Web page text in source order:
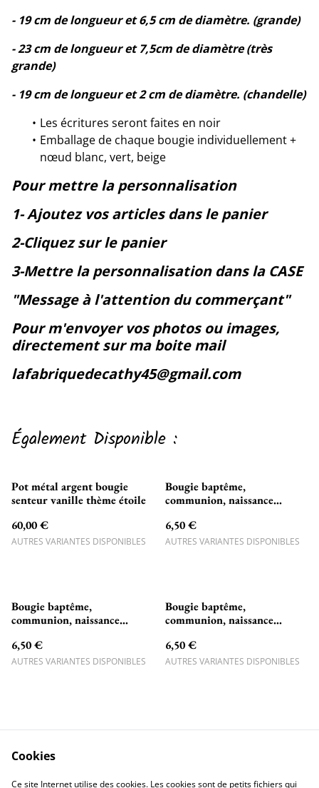
- 19 cm de longueur et 6,5 cm de diamètre. (grande)
- 23 cm de longueur et 7,5cm de diamètre (très
grande)
- 19 cm de longueur et 2 cm de diamètre. (chandelle)
Les écritures seront faites en noir
Emballage de chaque bougie individuellement +
nœud blanc, vert, beige
Pour mettre la personnalisation
1- Ajoutez vos articles dans le panier
2-Cliquez sur le panier
3-Mettre la personnalisation dans la CASE
"Message à l'attention du commerçant"
Pour m'envoyer vos photos ou images,
directement sur ma boite mail
lafabriquedecathy45@gmail.com
Également Disponible :
Pot métal argent bougie
senteur vanille thème étoile
60,00 €
AUTRES VARIANTES DISPONIBLES
Bougie baptême,
communion, naissance
girafe, éléphant.
6,50 €
AUTRES VARIANTES DISPONIBLES
Bougie baptême,
communion, naissance
6,50 €
AUTRES VARIANTES DISPONIBLES
Bougie baptême,
communion, naissance
6,50 €
AUTRES VARIANTES DISPONIBLES
=> Ma Boutique Etsy
=> Mon TikTok <=
Cookies
Ce site Internet utilise des cookies. Les cookies sont de petits fichiers qui